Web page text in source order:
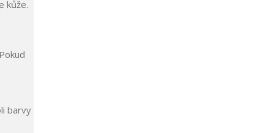
kůže.
barvy